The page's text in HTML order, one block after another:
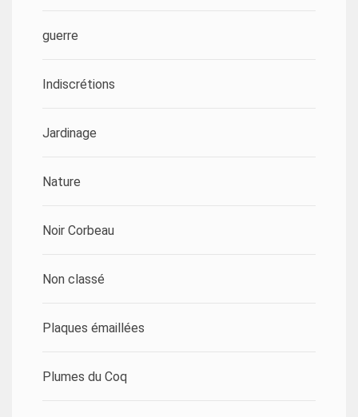
guerre
Indiscrétions
Jardinage
Nature
Noir Corbeau
Non classé
Plaques émaillées
Plumes du Coq